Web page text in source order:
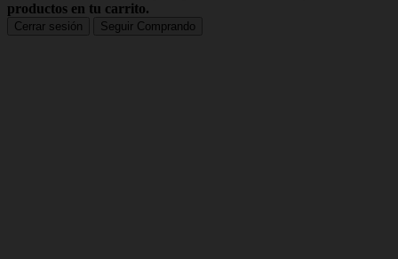
productos en tu carrito.
Cerrar sesión Seguir Comprando